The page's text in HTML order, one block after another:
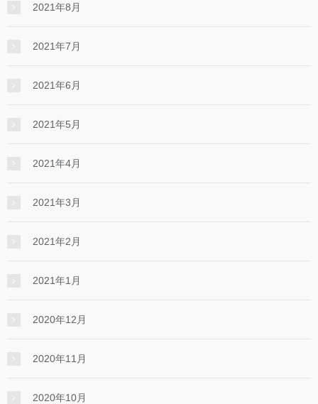
2021年8月
2021年7月
2021年6月
2021年5月
2021年4月
2021年3月
2021年2月
2021年1月
2020年12月
2020年11月
2020年10月